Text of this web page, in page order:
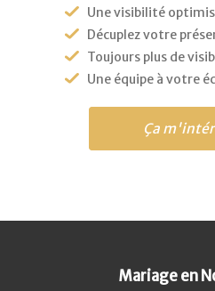
Une visibilité
Décuplez votre
Toujours plus de
Une équipe à votre
Ça
Mariage en